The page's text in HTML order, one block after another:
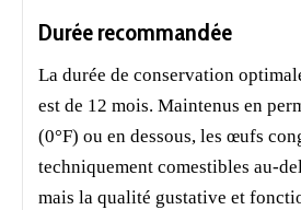
Durée recommandée
La durée de conservation
est de 12 mois. Maintenus en
(0°F) ou en dessous, les œufs
techniquement comestibles au-
mais la qualité gustative et